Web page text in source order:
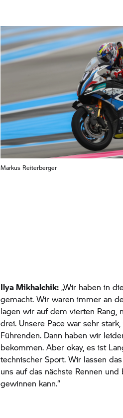
Markus Reiterberger
Ilya Mikhalchik:„Wir haben in
gemacht. Wir waren immer an
lagen wir auf dem vierten Rang,
drei. Unsere Pace war sehr
Führenden. Dann haben wir
bekommen. Aber okay, es ist
technischer Sport. Wir lassen
uns auf das nächste Rennen
gewinnen kann.“